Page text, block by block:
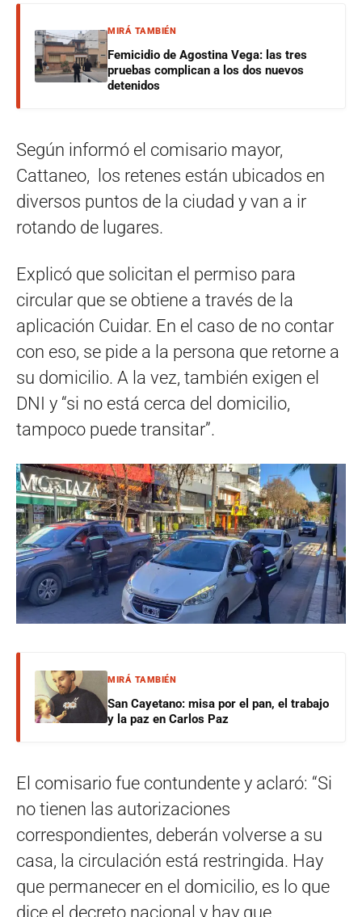
MIRÁ TAMBIÉN
Femicidio de Agostina Vega: las tres
pruebas complican a los dos nuevos
detenidos
Según informó el comisario mayor,
Cattaneo, los retenes están ubicados en
diversos puntos de la ciudad y van a ir
rotando de lugares.
Explicó que solicitan el permiso para
circular que se obtiene a través de la
aplicación Cuidar. En el caso de no contar
con eso, se pide a la persona que retorne a
su domicilio. A la vez, también exigen el
DNI y “si no está cerca del domicilio,
tampoco puede transitar”.
MIRÁ TAMBIÉN
San Cayetano: misa por el pan, el trabajo
y la paz en Carlos Paz
El comisario fue contundente y aclaró: “Si
no tienen las autorizaciones
correspondientes, deberán volverse a su
casa, la circulación está restringida. Hay
que permanecer en el domicilio, es lo que
dice el decreto nacional y hay que